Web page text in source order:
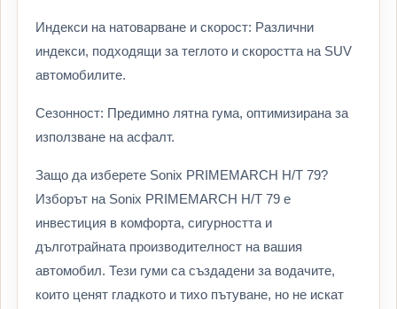
Индекси на натоварване и скорост: Различни
индекси, подходящи за теглото и скоростта на SUV
автомобилите.
Сезонност: Предимно лятна гума, оптимизирана за
използване на асфалт.
Защо да изберете Sonix PRIMEMARCH H/T 79?
Изборът на Sonix PRIMEMARCH H/T 79 е
инвестиция в комфорта, сигурността и
дълготрайната производителност на вашия
автомобил. Тези гуми са създадени за водачите,
които ценят гладкото и тихо пътуване, но не искат